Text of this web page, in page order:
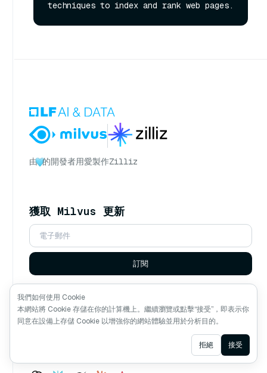
由 的開發者用愛製作Zilliz
獲取 Milvus 更新
訂閱
追蹤我們
Ask AI
我們如何使用 Cookie
本網站將 Cookie 存儲在你的計算機上。繼續瀏覽或點擊“接受”，即表示你
同意在設備上存儲 Cookie 以增強你的網站體驗並用於分析目的。
拒絕 接受